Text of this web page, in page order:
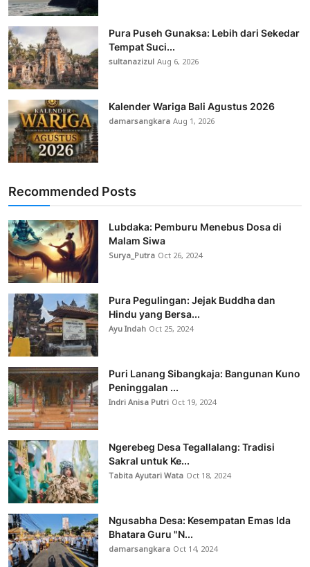
Pura Puseh Gunaksa: Lebih dari Sekedar
Tempat Suci...
sultanazizulAug 6, 2026
Kalender Wariga Bali Agustus 2026
damarsangkaraAug 1, 2026
Recommended Posts
Lubdaka: Pemburu Menebus Dosa di
Malam Siwa
Surya_Putra Oct 26, 2024
Pura Pegulingan: Jejak Buddha dan
Hindu yang Bersa...
Ayu Indah Oct 25, 2024
Puri Lanang Sibangkaja: Bangunan Kuno
Peninggalan ...
Indri Anisa Putri Oct 19, 2024
Ngerebeg Desa Tegallalang: Tradisi
Sakral untuk Ke...
Tabita Ayutari Wata Oct 18, 2024
Ngusabha Desa: Kesempatan Emas Ida
Bhatara Guru "N...
damarsangkara Oct 14, 2024